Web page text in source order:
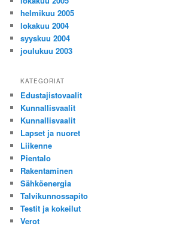
helmikuu 2005
lokakuu 2004
syyskuu 2004
joulukuu 2003
KATEGORIAT
Edustajistovaalit
Kunnallisvaalit
Kunnallisvaalit
Lapset ja nuoret
Liikenne
Pientalo
Rakentaminen
Sähköenergia
Talvikunnossapito
Testit ja kokeilut
Verot